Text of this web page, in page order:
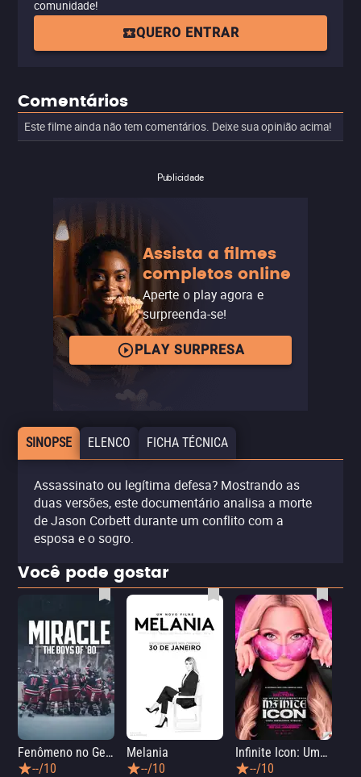
comunidade!
QUERO ENTRAR
Comentários
Este filme ainda não tem comentários. Deixe sua opinião acima!
Publicidade
Assista a filmes
completos online
Aperte o play agora e
surpreenda-se!
PLAY SURPRESA
SINOPSE ELENCO FICHA TÉCNICA
Assassinato ou legítima defesa? Mostrando as
duas versões, este documentário analisa a morte
de Jason Corbett durante um conflito com a
esposa e o sogro.
Você pode gostar
Fenômeno no Gelo: Hóquei na Guerra Fria
--/10
Melania
--/10
Infinite Icon: Uma Memória Visual
--/10